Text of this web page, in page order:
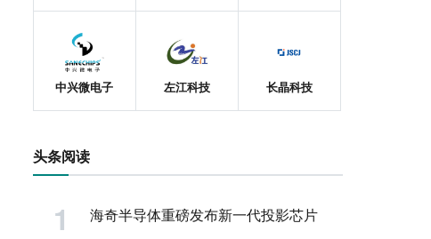
中兴微电子 左江科技 长晶科技
头条阅读
海奇半导体重磅发布新一代投影芯片